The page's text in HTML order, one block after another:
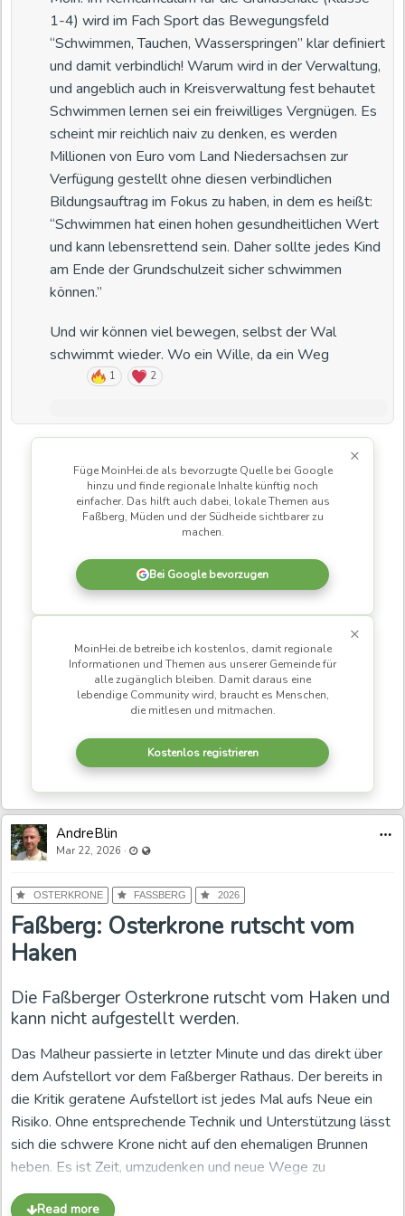
Weitere Kontaktmöglichkeiten:
Anschrift: Pro! Lehrschwimmbecken Faßberg n.e.V.,
Pappelallee 69, 29328 Faßberg
Telefon: 015167957776
Jetzt online die Mitgliedschaft im Verein
beantragen:
Pro! Lehrschwimmbecken Faßberg n.e.V.
Mitgliedschaft beantragen
Zukunftswerkstatt „Lehrschwimmbecken“
Termin: 10.06.26, 18:00 Uhr, Rathaus Faßberg
Die Faßbergerinnen und Faßberger sowie alle Interessierten
aus dem näheren Umfeld sind aufgerufen, bei der nächsten
Zukunftswerkstatt am 10.06.26 mit Rat und Tat auf dem
Weg zur gesicherten Sanierung mitzuwirken. Wer keine Lust
hat, bis zum kommenden Termin zu warten, kann sich gerne
an mich, André Blin (@AndreBlin) oder an Reimar Große-
Bölting (@reimargb) wenden.
Bild: A.Blin/MoinHei.de „KI generiert. So könnte es
aussehen, wenn die Sanierung in die Tat umgesetzt
würde.“
In der Saison 2026 steht das Waldschwimmbad
Herrenbrücke aufgrund der laufenden Sanierung nicht zur
Verfügung. Maßnahmen zur Verlängerung der saisonalen
Das Nichtschwimmerbecken wird deutlich verkleinert.
Zugleich gibt es in der gesamten Kommune kein Hallenbad.
Für Schulklassen bedeutet das: Der Weg zum
nächstgelegenen Hallenbad dauert mit dem Bus rund 30
Minuten pro Strecke. Ein erheblicher Teil der Unterrichtszeit
Hinzu kommt, dass Schwimmangebote vor Ort teils nicht aus
dem regulären Schulbetrieb heraus abgesichert werden.
Wenn Schwimmkurse an der Müdener Grundschule nicht
durch die Lehrerschaft gedeckt, sondern von ehrenamtlich
engagierten Eltern mitgetragen werden, zeigt das einerseits
großen Einsatz. Andererseits wird deutlich, wie lückenhaft
die Struktur inzwischen ist. Ehrenamt kann helfen, darf aber
staatliche Pflichtaufgaben nicht dauerhaft ersetzen.
Schulen in der Gemeinde und ihre Leitungen müssen sich
eindeutig für ein Lehrschwimmbecken und für dessen rege
Nutzung aussprechen. Ebenso muss die Verwaltung ihrer
Bestandsimmobilien pflegen und die bereits eingeworbenen
Fördermittel endlich in die Sanierung umsetzen.
Das Land erkennt die Bedeutung an, die
Die Kleine Anfrage der CDU-Landtagsabgeordneten Sophie
Schwimmunterricht landesweit unter Druck steht.
Beantwortet wurde sie vom Kultusministerium unter
Kultusministerin Julia Willie Hamburg. Die Landesregierung
betont, dass Schwimmen lebensrettend sein kann,
gesundheitlich wichtig ist und pädagogisch einen hohen
Stellenwert hat. Das Land verweist auf Fortbildungen,
Programme und zusätzliche Angebote. Gleichzeitig räumt es
1-4) wird im Fach Sport das Bewegungsfeld
“Schwimmen, Tauchen, Wasserspringen” klar definiert
und damit verbindlich! Warum wird in der Verwaltung,
und angeblich auch in Kreisverwaltung fest behautet
Schwimmen lernen sei ein freiwilliges Vergnügen. Es
scheint mir reichlich naiv zu denken, es werden
Millionen von Euro vom Land Niedersachsen zur
Verfügung gestellt ohne diesen verbindlichen
Bildungsauftrag im Fokus zu haben, in dem es heißt:
“Schwimmen hat einen hohen gesundheitlichen Wert
und kann lebensrettend sein. Daher sollte jedes Kind
am Ende der Grundschulzeit sicher schwimmen
können.”
Und wir können viel bewegen, selbst der Wal
schwimmt wieder. Wo ein Wille, da ein Weg
1 2
×
Füge MoinHei.de als bevorzugte Quelle bei Google
hinzu und finde regionale Inhalte künftig noch
einfacher. Das hilft auch dabei, lokale Themen aus
Faßberg, Müden und der Südheide sichtbarer zu
machen.
Bei Google bevorzugen
×
MoinHei.de betreibe ich kostenlos, damit regionale
Informationen und Themen aus unserer Gemeinde für
alle zugänglich bleiben. Damit daraus eine
lebendige Community wird, braucht es Menschen,
die mitlesen und mitmachen.
Kostenlos registrieren
AndreBlin
Mar 22, 2026 · Last updated Mar 22, 2026 - 12:57 PM
OSTERKRONE FASSBERG 2026
Faßberg: Osterkrone rutscht vom
Haken
Die Faßberger Osterkrone rutscht vom Haken und
kann nicht aufgestellt werden.
Das Malheur passierte in letzter Minute und das direkt über
dem Aufstellort vor dem Faßberger Rathaus. Der bereits in
die Kritik geratene Aufstellort ist jedes Mal aufs Neue ein
Risiko. Ohne entsprechende Technik und Unterstützung lässt
sich die schwere Krone nicht auf den ehemaligen Brunnen
heben. Es ist Zeit, umzudenken und neue Wege zu
beschreiten. Die Krone wird trotz der Schäden nicht
Read more